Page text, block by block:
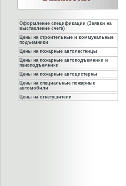
Оформление спецификации (Заявки на
выставление счета)
Цены на строительные и коммунальные
подъемники
Цены на пожарные автолестницы
Цены на пожарные автоподъемники и
пеноподъемники
Цены на пожарные автоцистерны
Цены на специальные пожарные
автомобили
Цены на огнетушители